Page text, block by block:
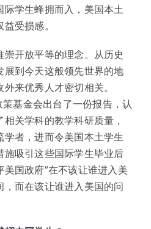
学生蜂拥而入，美国本土
受损感。
开放平等的理念。从历史
到今天这般领先世界的地
来优秀人才密切相关。
基金会出台了一份报告，认
关学科的教学科研质量，
者，进而令美国本土学生
吸引这些国际学生毕业后
国政府“在不该让谁进入美
而在该让谁进入美国的问